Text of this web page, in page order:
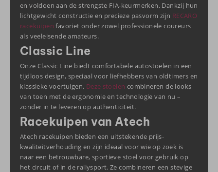
en voldoen aan de strengste FIA-keurmerken. Dankzij hun
lichtgewicht constructie en precieze pasvorm zijn RECARO
racekuipen favoriet onder zowel professionele coureurs
als veeleisende amateurs.
Classic Line
Onze Classic Line biedt comfortabele autostoelen in een
tijdloos design, speciaal voor liefhebbers van oldtimers en
klassieke voertuigen. Deze stoelen combineren de looks
van toen met de ergonomie en technologie van nu –
zonder in te leveren op authenticiteit.
Racekuipen van Atech
Atech racekuipen bieden een uitstekende prijs-
kwaliteitverhouding en zijn ideaal voor wie op zoek is
naar een betrouwbare, sportieve stoel voor gebruik op
het circuit of in de rallysport. Ze combineren een stevige